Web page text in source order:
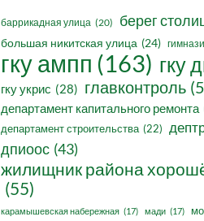
баррикадная улица (20) берег
большая никитская улица (24)
гку ампп (163) гку
гку укрис (28) главконтроль
департамент капитального ремонта
департамент строительства (22)
дпиоос (43)
жилищник района
(55)
карамышевская набережная (17) мади (17)